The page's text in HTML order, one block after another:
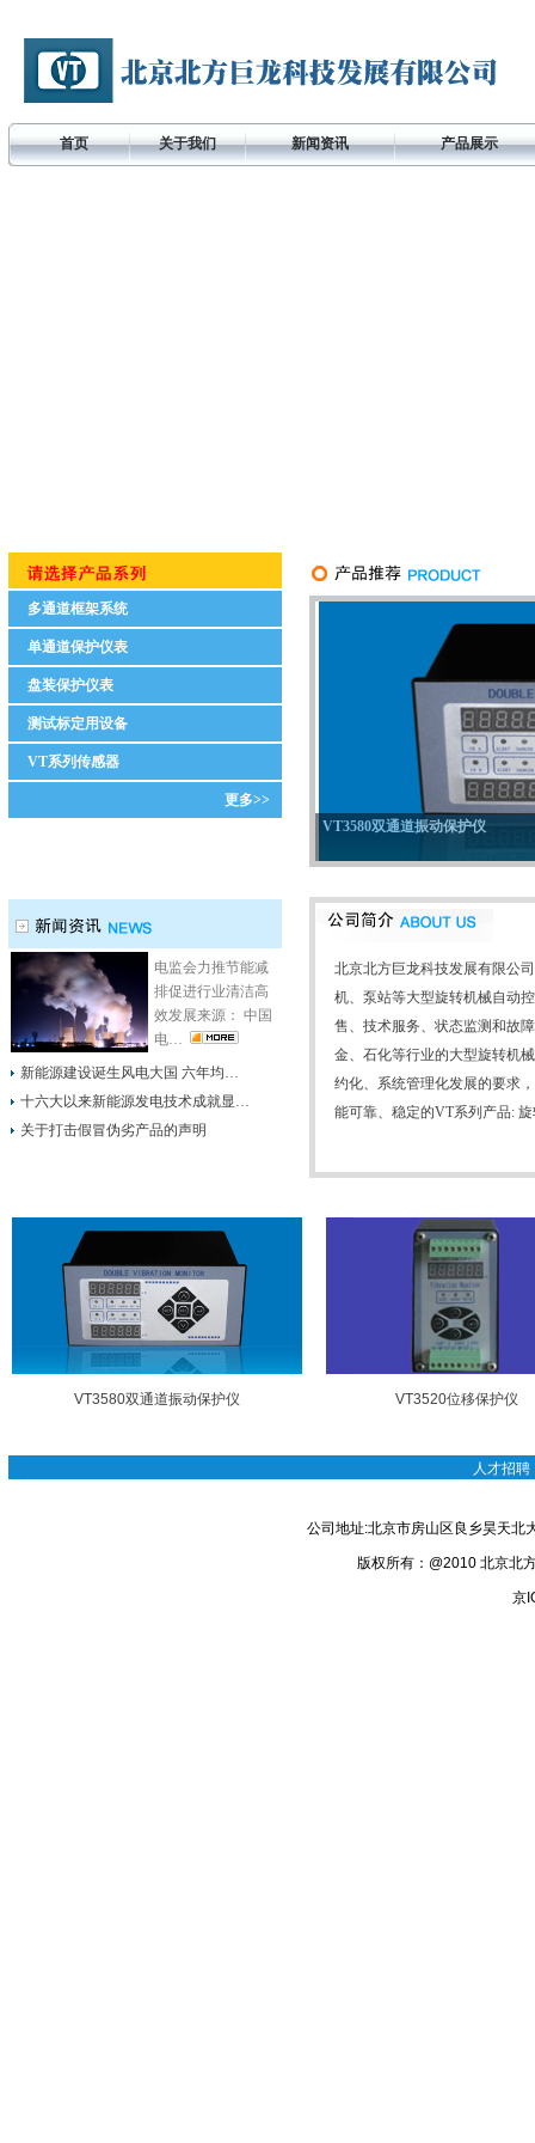
首页 关于我们 新闻资讯 产品展示
多通道框架系统
单通道保护仪表
盘装保护仪表
测试标定用设备
VT系列传感器
更多>>
电监会力推节能减
排促进行业清洁高
效发展来源： 中国
电…
新能源建设诞生风电大国 六年均…
十六大以来新能源发电技术成就显…
关于打击假冒伪劣产品的声明
VT3580双通道振动保护仪
北京北方巨龙科技发展有限公
机、泵站等大型旋转机械自动
售、技术服务、状态监测和故
金、石化等行业的大型旋转机
约化、系统管理化发展的要求
能可靠、稳定的VT系列产品:
VT3580双通道振动保护仪 VT3520位移保护仪
人才招聘
公司地址:北京市房山区良乡昊天北
版权所有：@2010 北京北
京